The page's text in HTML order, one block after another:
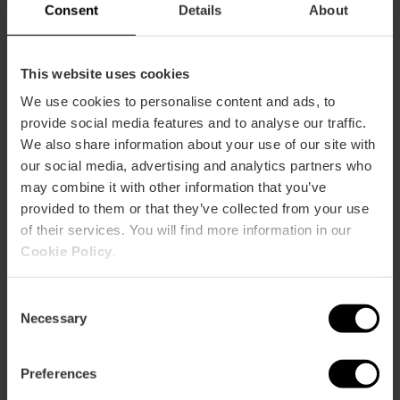
Consent Details About
This website uses cookies
We use cookies to personalise content and ads, to
provide social media features and to analyse our traffic.
We also share information about your use of our site with
our social media, advertising and analytics partners who
may combine it with other information that you’ve
provided to them or that they’ve collected from your use
of their services. You will find more information in our
Cookie Policy
Selection
Necessary
Preferences
Hoe te arriveren
Bus
C1,11,28, 80,95
Calle Blanquerias, 4 46003 València